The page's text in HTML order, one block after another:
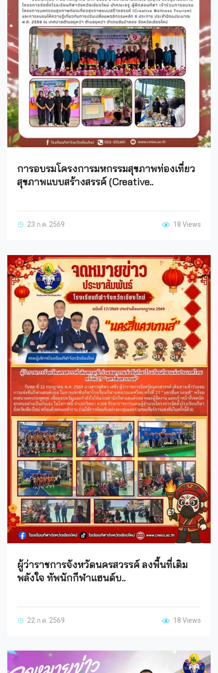
การอบรมโครงการมหกรรมสุขภาพท่องเที่ยว
สุขภาพแบบสร้างสรรค์ (Creative..
23 ก.ค. 2569 18 Views
ผู้ว่าราชการจังหวัดนครสวรรค์ ลงพื้นที่เติม
พลังใจ ทัพนักกีฬาแฮนด์บ..
22 ก.ค. 2569 18 Views